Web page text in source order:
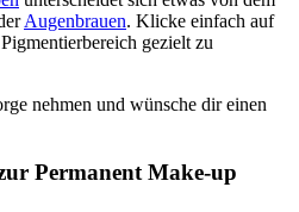
Augenbrauen. Klicke einfach auf
gezielt zu
nehmen und wünsche dir einen
Permanent Make-up